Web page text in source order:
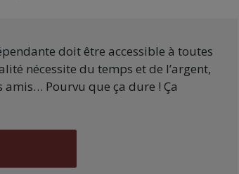
doit être accessible à toutes
nécessite du temps et de l’argent,
Pourvu que ça dure ! Ça